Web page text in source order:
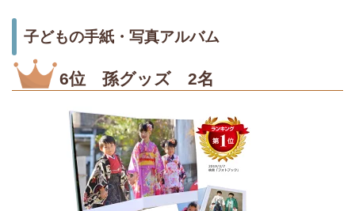
子どもの手紙・写真アルバム
6位 孫グッズ 2名